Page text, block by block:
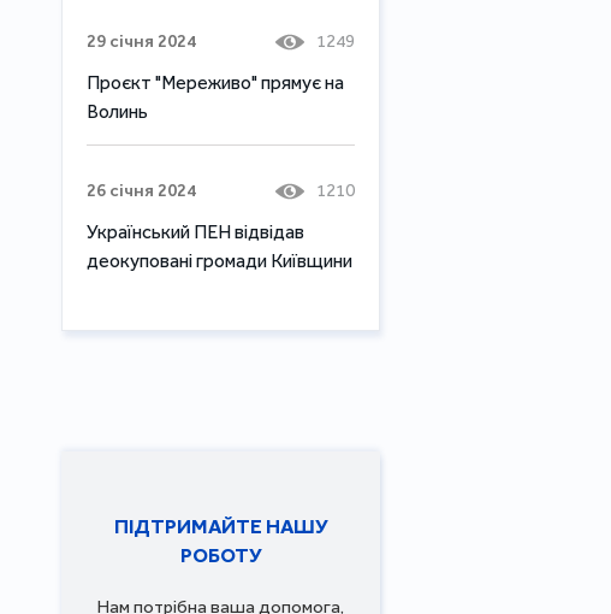
29 січня 2024 1249
Проєкт "Мереживо" прямує на
Волинь
26 січня 2024 1210
Український ПЕН відвідав
деокуповані громади Київщини
ПІДТРИМАЙТЕ НАШУ
РОБОТУ
Нам потрібна ваша допомога,